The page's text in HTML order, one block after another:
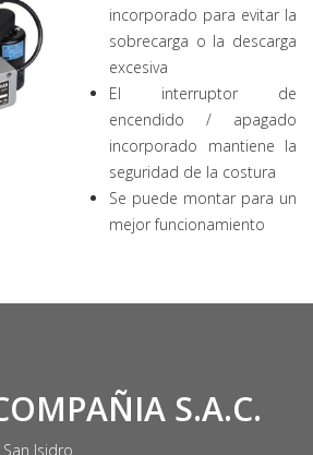
incorporado para evitar la
sobrecarga o la descarga
excesiva
El interruptor de
encendido / apagado
incorporado mantiene la
seguridad de la costura
Se puede montar para un
mejor funcionamiento
S.A.C.
Isidro